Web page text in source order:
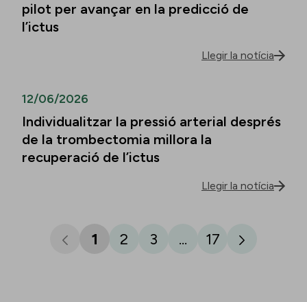
pilot per avançar en la predicció de
l’ictus
Llegir la notícia
12/06/2026
Individualitzar la pressió arterial després
de la trombectomia millora la
recuperació de l’ictus
Llegir la notícia
1 2 3 ... 17